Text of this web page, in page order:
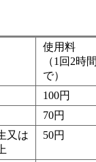
使用料
（1回2時
で）
100円
70円
又は
50円